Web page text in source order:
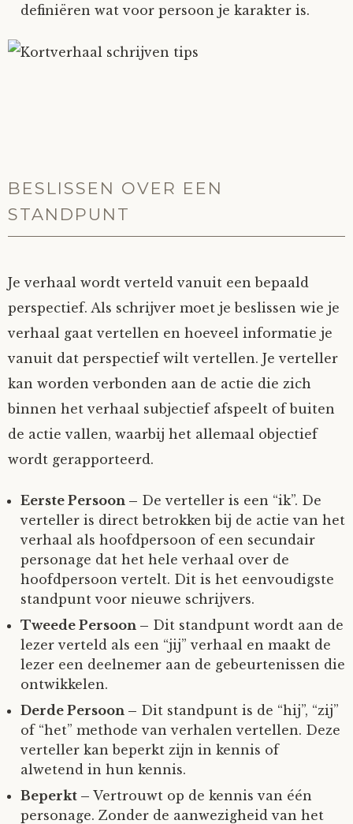
definiëren wat voor persoon je karakter is.
BESLISSEN OVER EEN
STANDPUNT
Je verhaal wordt verteld vanuit een bepaald
perspectief. Als schrijver moet je beslissen wie je
verhaal gaat vertellen en hoeveel informatie je
vanuit dat perspectief wilt vertellen. Je verteller
kan worden verbonden aan de actie die zich
binnen het verhaal subjectief afspeelt of buiten
de actie vallen, waarbij het allemaal objectief
wordt gerapporteerd.
Eerste Persoon – De verteller is een “ik”. De
verteller is direct betrokken bij de actie van het
verhaal als hoofdpersoon of een secundair
personage dat het hele verhaal over de
hoofdpersoon vertelt. Dit is het eenvoudigste
standpunt voor nieuwe schrijvers.
Tweede Persoon – Dit standpunt wordt aan de
lezer verteld als een “jij” verhaal en maakt de
lezer een deelnemer aan de gebeurtenissen die
ontwikkelen.
Derde Persoon – Dit standpunt is de “hij”, “zij”
of “het” methode van verhalen vertellen. Deze
verteller kan beperkt zijn in kennis of
alwetend in hun kennis.
Beperkt – Vertrouwt op de kennis van één
personage. Zonder de aanwezigheid van het